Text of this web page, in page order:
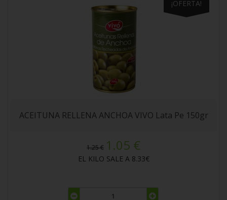
¡OFERTA!
ACEITUNA RELLENA ANCHOA VIVO Lata Pe 150gr
1.25 € 1.05 €
EL KILO SALE A 8.33€